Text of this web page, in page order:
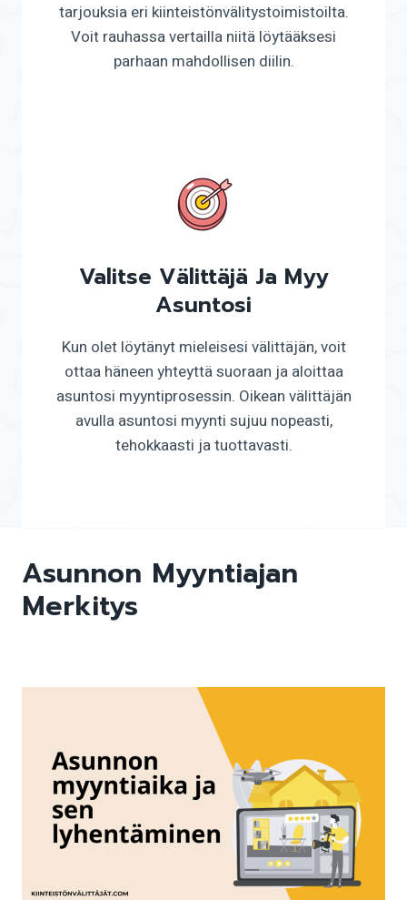
tarjouksia eri kiinteistönvälitystoimistoilta.
Voit rauhassa vertailla niitä löytääksesi
parhaan mahdollisen diilin.
Valitse Välittäjä Ja Myy
Asuntosi
Kun olet löytänyt mieleisesi välittäjän, voit
ottaa häneen yhteyttä suoraan ja aloittaa
asuntosi myyntiprosessin. Oikean välittäjän
avulla asuntosi myynti sujuu nopeasti,
tehokkaasti ja tuottavasti.
Asunnon Myyntiajan
Merkitys